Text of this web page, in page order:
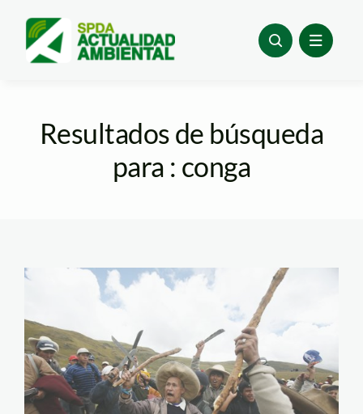
content
Resultados de búsqueda
para : conga
conga_reuters_1